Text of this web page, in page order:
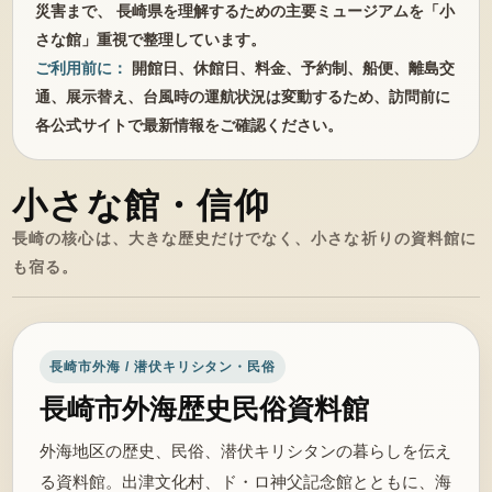
災害まで、 長崎県を理解するための主要ミュージアムを「小
さな館」重視で整理しています。
ご利用前に：
開館日、休館日、料金、予約制、船便、離島交
通、展示替え、台風時の運航状況は変動するため、訪問前に
各公式サイトで最新情報をご確認ください。
小さな館・信仰
長崎の核心は、大きな歴史だけでなく、小さな祈りの資料館に
も宿る。
長崎市外海 / 潜伏キリシタン・民俗
長崎市外海歴史民俗資料館
外海地区の歴史、民俗、潜伏キリシタンの暮らしを伝え
る資料館。出津文化村、ド・ロ神父記念館とともに、海